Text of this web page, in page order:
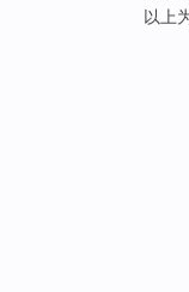
以上